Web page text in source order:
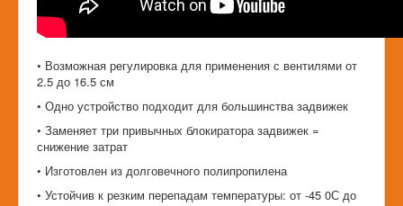
• Возможная регулировка для применения с вентилями от
2.5 до 16.5 см
• Одно устройство подходит для большинства задвижек
• Заменяет три привычных блокиратора задвижек =
снижение затрат
• Изготовлен из долговечного полипропилена
• Устойчив к резким перепадам температуры: от -45 0С до